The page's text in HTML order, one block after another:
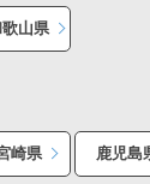
山県
崎県 鹿児島